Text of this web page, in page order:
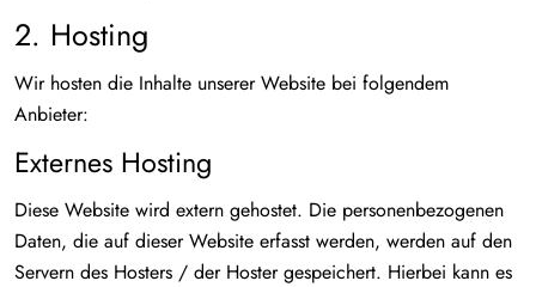
2. Hosting
Wir hosten die Inhalte unserer Website bei folgendem
Anbieter:
Externes Hosting
Diese Website wird extern gehostet. Die personenbezogenen
Daten, die auf dieser Website erfasst werden, werden auf den
Servern des Hosters / der Hoster gespeichert. Hierbei kann es